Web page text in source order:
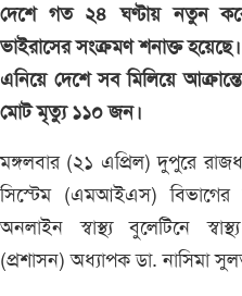
দেশে গত ২৪ ঘণ্টায় নতুন
ভাইরাসের সংক্রমণ শনাক্ত
এনিয়ে দেশে সব মিলিয়ে
মোট মৃত্যু ১১০ জন।
মঙ্গলবার (২১ এপ্রিল) দুপুরে
সিস্টেম (এমআইএস) বিভাগের
অনলাইন স্বাস্থ্য বুলেটিনে
(প্রশাসন) অধ্যাপক ডা. নাসিমা